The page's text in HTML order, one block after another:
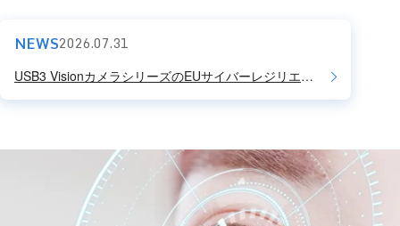
NEWS2026.07.31
USB3 VisionカメラシリーズのEUサイバーレジリエンス法対応のお知らせ (最新情報)